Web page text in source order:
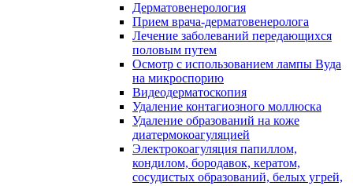
Дерматовенерология
Прием врача-дерматовенеролога
Лечение заболеваний передающихся
половым путем
Осмотр с использованием лампы Вуда
на микроспорию
Видеодерматоскопия
Удаление контагиозного моллюска
Удаление образований на коже
диатермокоагуляцией
Электрокоагуляция папиллом,
кондилом, бородавок, кератом,
сосудистых образований, белых угрей,